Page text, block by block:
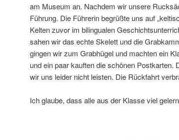
am Museum an. Nachdem wir unsere
Führung. Die Führerin begrüßte uns auf
Kelten zuvor im bilingualen
sahen wir das echte Skelett und die
gingen wir zum Grabhügel und machten ein
und ein paar kauften die schönen Postkarten.
wir uns leider nicht leisten. Die Rückfahrt
Ich glaube, dass alle aus der Klasse viel